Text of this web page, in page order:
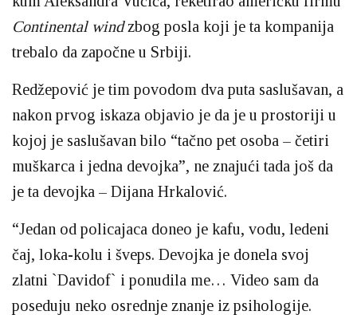
Continental windzbog posla koji je ta kompanija
trebalo da započne u Srbiji.
Redžepović je tim povodom dva puta saslušavan, a
nakon prvog iskaza objavio je da je u prostoriji u
kojoj je saslušavan bilo “tačno pet osoba – četiri
muškarca i jedna devojka”, ne znajući tada još da
je ta devojka – Dijana Hrkalović.
“Jedan od policajaca doneo je kafu, vodu, ledeni
čaj, loka-kolu i šveps. Devojka je donela svoj
zlatni `Davidof` i ponudila me… Video sam da
poseduju neko osrednje znanje iz psihologije.